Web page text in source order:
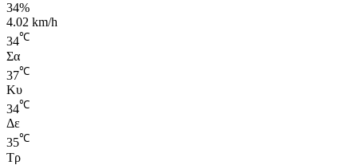
34%
4.02 km/h
34℃
Σα
37℃
Κυ
34℃
Δε
35℃
Τρ